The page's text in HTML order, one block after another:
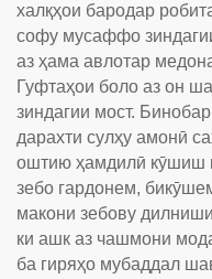
халқҳои бародар
софу мусаффо
аз ҳама авлотар
Гуфтаҳои боло аз он
зиндагии мост.
дарахти сулҳу амонӣ
оштию ҳамдилӣ кӯшиш
зебо гардонем,
макони зебову
ки ашк аз чашмони
ба гиряҳо мубаддал